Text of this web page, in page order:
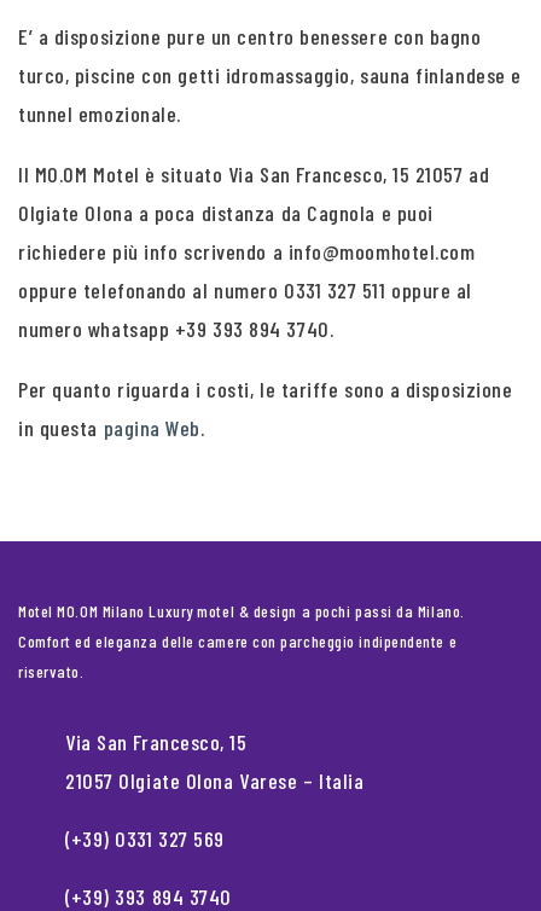
E’ a disposizione pure un centro benessere con bagno
turco, piscine con getti idromassaggio, sauna finlandese e
tunnel emozionale.
Il MO.OM Motel è situato Via San Francesco, 15 21057 ad
Olgiate Olona a poca distanza da Cagnola e puoi
richiedere più info scrivendo a info@moomhotel.com
oppure telefonando al numero 0331 327 511 oppure al
numero whatsapp +39 393 894 3740.
Per quanto riguarda i costi, le tariffe sono a disposizione
in questa pagina Web.
Motel MO.OM Milano Luxury motel & design a pochi passi da Milano.
Comfort ed eleganza delle camere con parcheggio indipendente e
riservato.
Via San Francesco, 15
21057 Olgiate Olona Varese – Italia
(+39) 0331 327 569
(+39) 393 894 3740